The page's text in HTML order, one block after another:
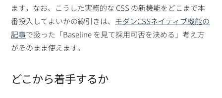
ます。なお、こうした実務的な CSS の新機能をどこまで本
番投入してよいかの線引きは、 モダンCSSネイティブ機能の
記事で扱った「Baseline を見て採用可否を決める」考え方
がそのまま使えます。
どこから着手するか